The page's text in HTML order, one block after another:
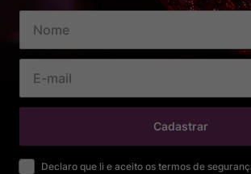
Cadastrar
Declaro que li e aceito os termos de